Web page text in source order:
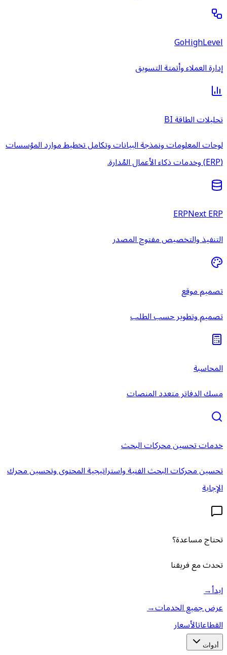
GoHighLevel
إدارة العملاء وأتمتة التسويق
تحليلات الطاقة BI
لوحات المعلومات ونمذجة البيانات وتكامل تخطيط موارد المؤسسات
(ERP) وخدمات ذكاء الأعمال المُدارة.
ERPNext ERP
التنفيذ والتخصيص مفتوح المصدر
تصميم موقع
تصميم وتطوير حسب الطلب
المحاسبة
مسك الدفاتر متعدد المنصات
خدمات تحسين محركات البحث
تحسين محركات البحث الفنية واستراتيجية المحتوى وتحسين محرك
الإجابة
تحتاج مساعدة؟
تحدث مع فريقنا
ابدأ→
عرض جميع الخدمات→
القطاعاتالأسعار
أدوات